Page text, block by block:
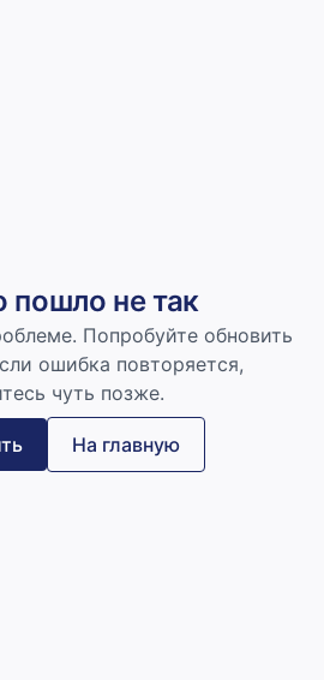
пошло не так
Попробуйте обновить
ошибка повторяется,
чуть позже.
На главную